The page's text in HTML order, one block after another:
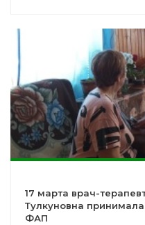
17 марта врач-
Тулкуновна
ФАП